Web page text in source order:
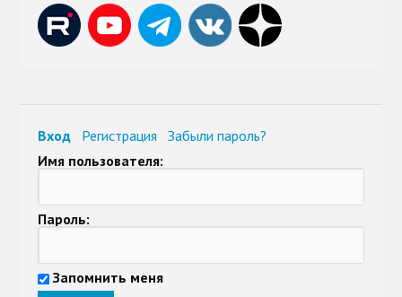
Вход Регистрация
Забыли пароль?
Имя пользователя:
Пароль:
Запомнить меня